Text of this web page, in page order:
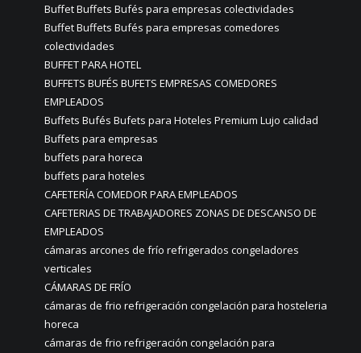
Buffet Buffets Bufés para empresas colectividades
Buffet Buffets Bufés para empresas comedores
colectividades
BUFFET PARA HOTEL
BUFFETS BUFÉS BUFETS EMPRESAS COMEDORES
EMPLEADOS
Buffets Bufés Bufets para Hoteles Premium Lujo calidad
Buffets para empresas
buffets para horeca
buffets para hoteles
CAFETERÍA COMEDOR PARA EMPLEADOS
CAFETERIAS DE TRABAJADORES ZONAS DE DESCANSO DE
EMPLEADOS
cámaras arcones de frío refrigerados congeladores
verticales
CÁMARAS DE FRÍO
cámaras de frio refrigeración congelación para hosteleria
horeca
cámaras de frio refrigeración congelación para